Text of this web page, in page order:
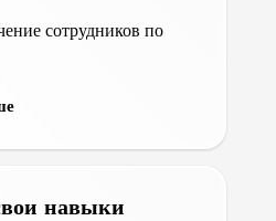
сотрудников по
навыки